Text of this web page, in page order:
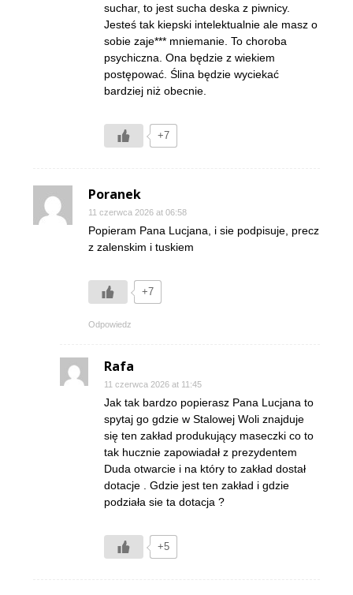
suchar, to jest sucha deska z piwnicy.
Jesteś tak kiepski intelektualnie ale masz o
sobie zaje*** mniemanie. To choroba
psychiczna. Ona będzie z wiekiem
postępować. Ślina będzie wyciekać
bardziej niż obecnie.
+7
Poranek
11 czerwca 2026 at 06:58
Popieram Pana Lucjana, i sie podpisuje, precz
z zalenskim i tuskiem
+7
Odpowiedz
Rafa
11 czerwca 2026 at 11:45
Jak tak bardzo popierasz Pana Lucjana to
spytaj go gdzie w Stalowej Woli znajduje
się ten zakład produkujący maseczki co to
tak hucznie zapowiadał z prezydentem
Duda otwarcie i na który to zakład dostał
dotacje . Gdzie jest ten zakład i gdzie
podziała sie ta dotacja ?
+5